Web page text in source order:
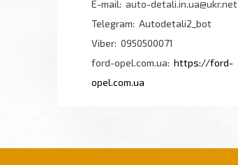
auto-detali.in.ua@ukr.net
Autodetali2_bot
0950500071
ford-opel.com.ua https://ford-
opel.com.ua